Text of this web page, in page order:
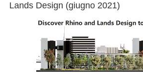
Lands Design (giugno 2021)